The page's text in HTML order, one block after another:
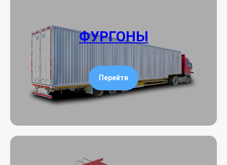
ФУРГОНЫ
Перейти